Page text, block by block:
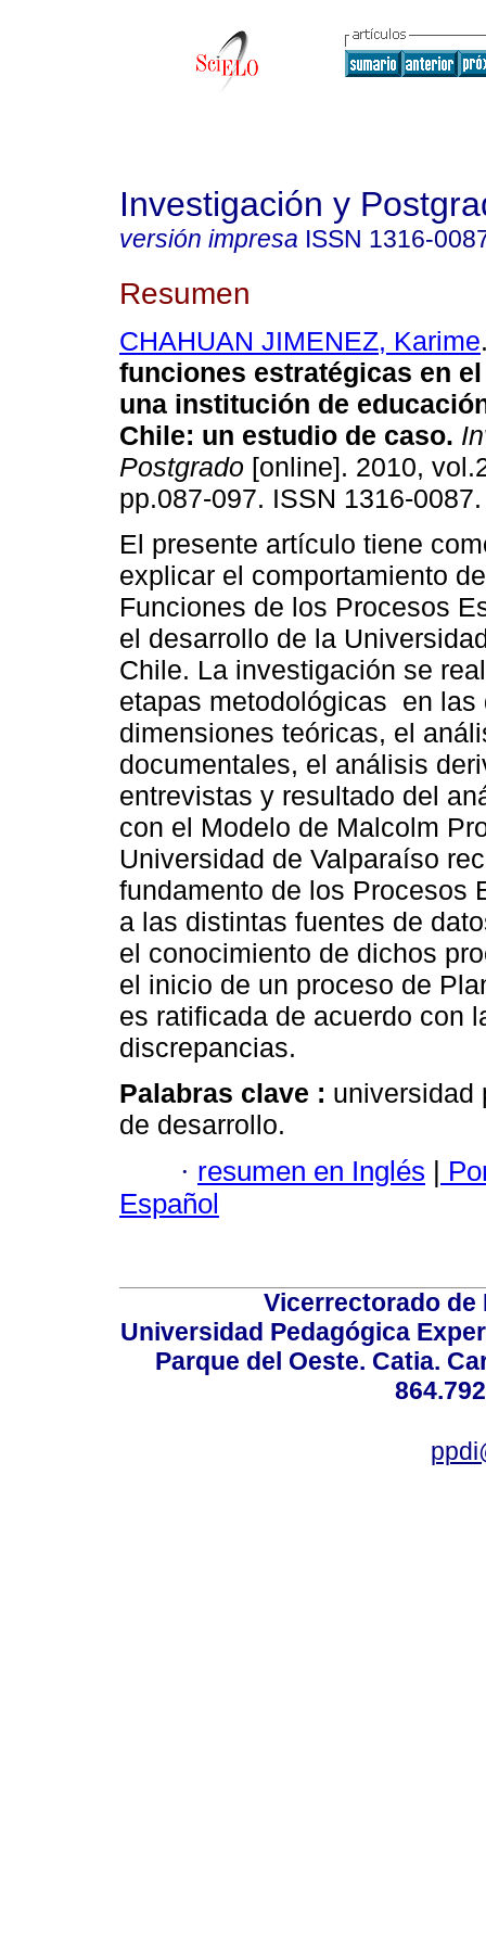
Investigación y
versión impresa ISSN 1316-
Resumen
CHAHUAN JIMENEZ, Karime
funciones estratégicas en
una institución de
Chile: un estudio de caso.
Postgrado [online]. 2010,
pp.087-097. ISSN 1316-0087.
El presente artículo tiene
explicar el comportamiento
Funciones de los Procesos
el desarrollo de la
Chile. La investigación se
etapas metodológicas en
dimensiones teóricas, el
documentales, el análisis
entrevistas y resultado del
con el Modelo de Malcolm
Universidad de Valparaíso
fundamento de los Procesos
a las distintas fuentes de
el conocimiento de dichos
el inicio de un proceso de
es ratificada de acuerdo con
discrepancias.
Palabras clave : universidad
de desarrollo.
· resumen en Inglés |
Español
Vicerrectorado
Universidad Pedagógica
Parque del Oeste. Catia.